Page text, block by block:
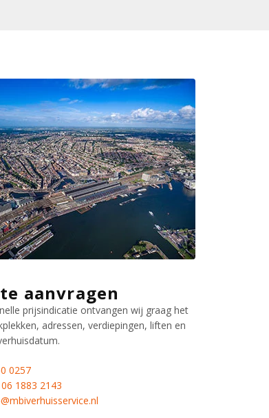
aanvragen
prijsindicatie ontvangen wij graag het
adressen, verdiepingen, liften en
0257
06 1883 2143